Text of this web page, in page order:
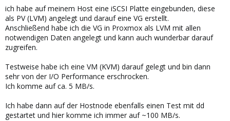
ich habe auf meinem Host eine iSCSI Platte eingebunden, diese
als PV (LVM) angelegt und darauf eine VG erstellt.
Anschließend habe ich die VG in Proxmox als LVM mit allen
notwendigen Daten angelegt und kann auch wunderbar darauf
zugreifen.
Testweise habe ich eine VM (KVM) darauf gelegt und bin dann
sehr von der I/O Performance erschrocken.
Ich komme auf ca. 5 MB/s.
Ich habe dann auf der Hostnode ebenfalls einen Test mit dd
gestartet und hier komme ich immer auf ~100 MB/s.